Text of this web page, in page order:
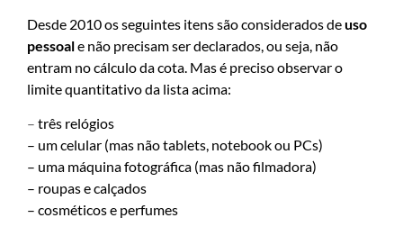
Desde 2010 os seguintes itens são considerados deuso
pessoale não precisam ser declarados, ou seja, não
entram no cálculo da cota. Mas é preciso observar o
limite quantitativo da lista acima:
– três relógios
– um celular (mas não tablets, notebook ou PCs)
– uma máquina fotográfica (mas não filmadora)
– roupas e calçados
– cosméticos e perfumes